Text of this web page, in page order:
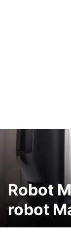
Robot
robot